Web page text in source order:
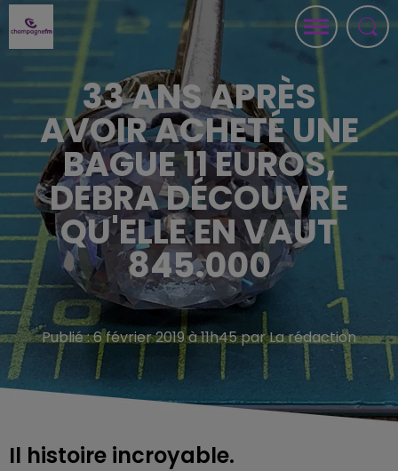
33 ANS APRÈS
AVOIR ACHETÉ UNE
BAGUE 11 EUROS,
DEBRA DÉCOUVRE
QU'ELLE EN VAUT
845.000
Publié : 6 février 2019 à 11h45 par La rédaction
Il histoire incroyable.